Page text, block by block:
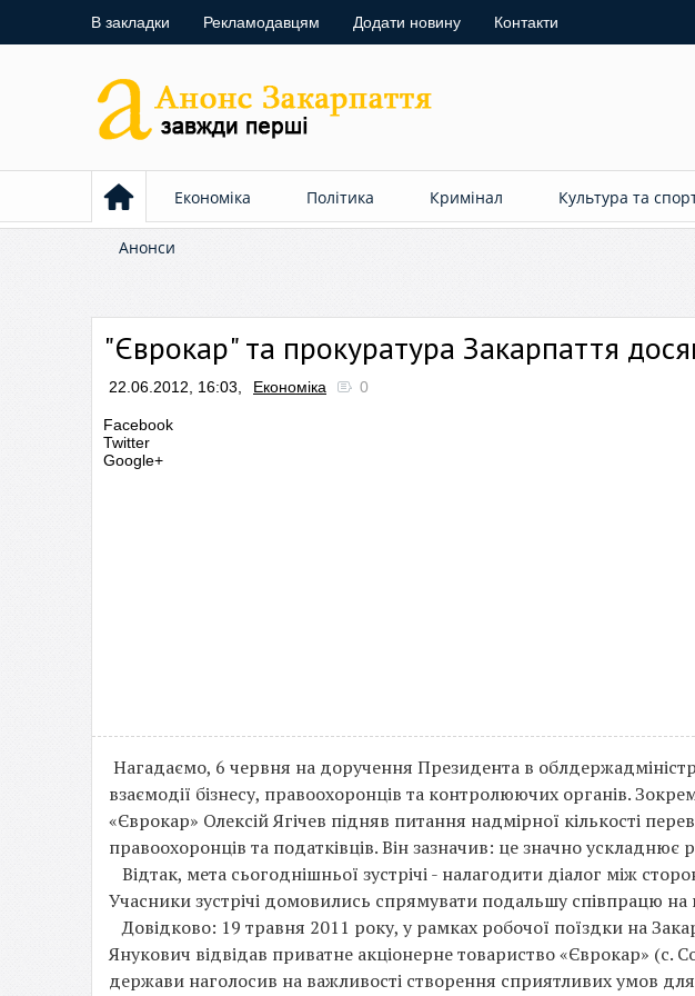
В закладки Рекламодавцям Додати новину Контакти
Економіка Політика Кримінал Культура та
Анонси
"Єврокар" та прокуратура Закарпаття
22.06.2012, 16:03, Економіка 0
Facebook
Twitter
Google+
Нагадаємо, 6 червня на доручення Президента в
взаємодії бізнесу, правоохоронців та контролюючих органів.
«Єврокар» Олексій Ягічев підняв питання надмірної кількості
правоохоронців та податківців. Він зазначив: це значно ускладнює
Відтак, мета сьогоднішньої зустрічі - налагодити діалог між
Учасники зустрічі домовились спрямувати подальшу співпрацю
Довідково: 19 травня 2011 року, у рамках робочої поїздки на
Янукович відвідав приватне акціонерне товариство «Єврокар»
держави наголосив на важливості створення сприятливих умов